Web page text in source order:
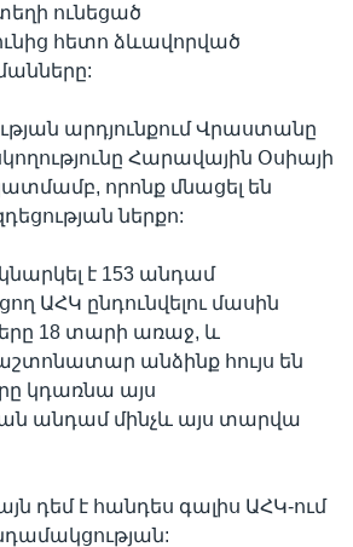
ունեցած
հետո ձևավորված
արդյունքում Վրաստանը
Հարավային Օսիայի
որոնք մնացել են
ներքո:
է 153 անդամ
ԱՀԿ ընդունվելու մասին
18 տարի առաջ, և
անձինք հույս են
կդառնա այս
անդամ մինչև այս տարվա
դեմ է հանդես գալիս ԱՀԿ-ում